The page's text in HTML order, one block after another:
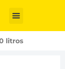
litros